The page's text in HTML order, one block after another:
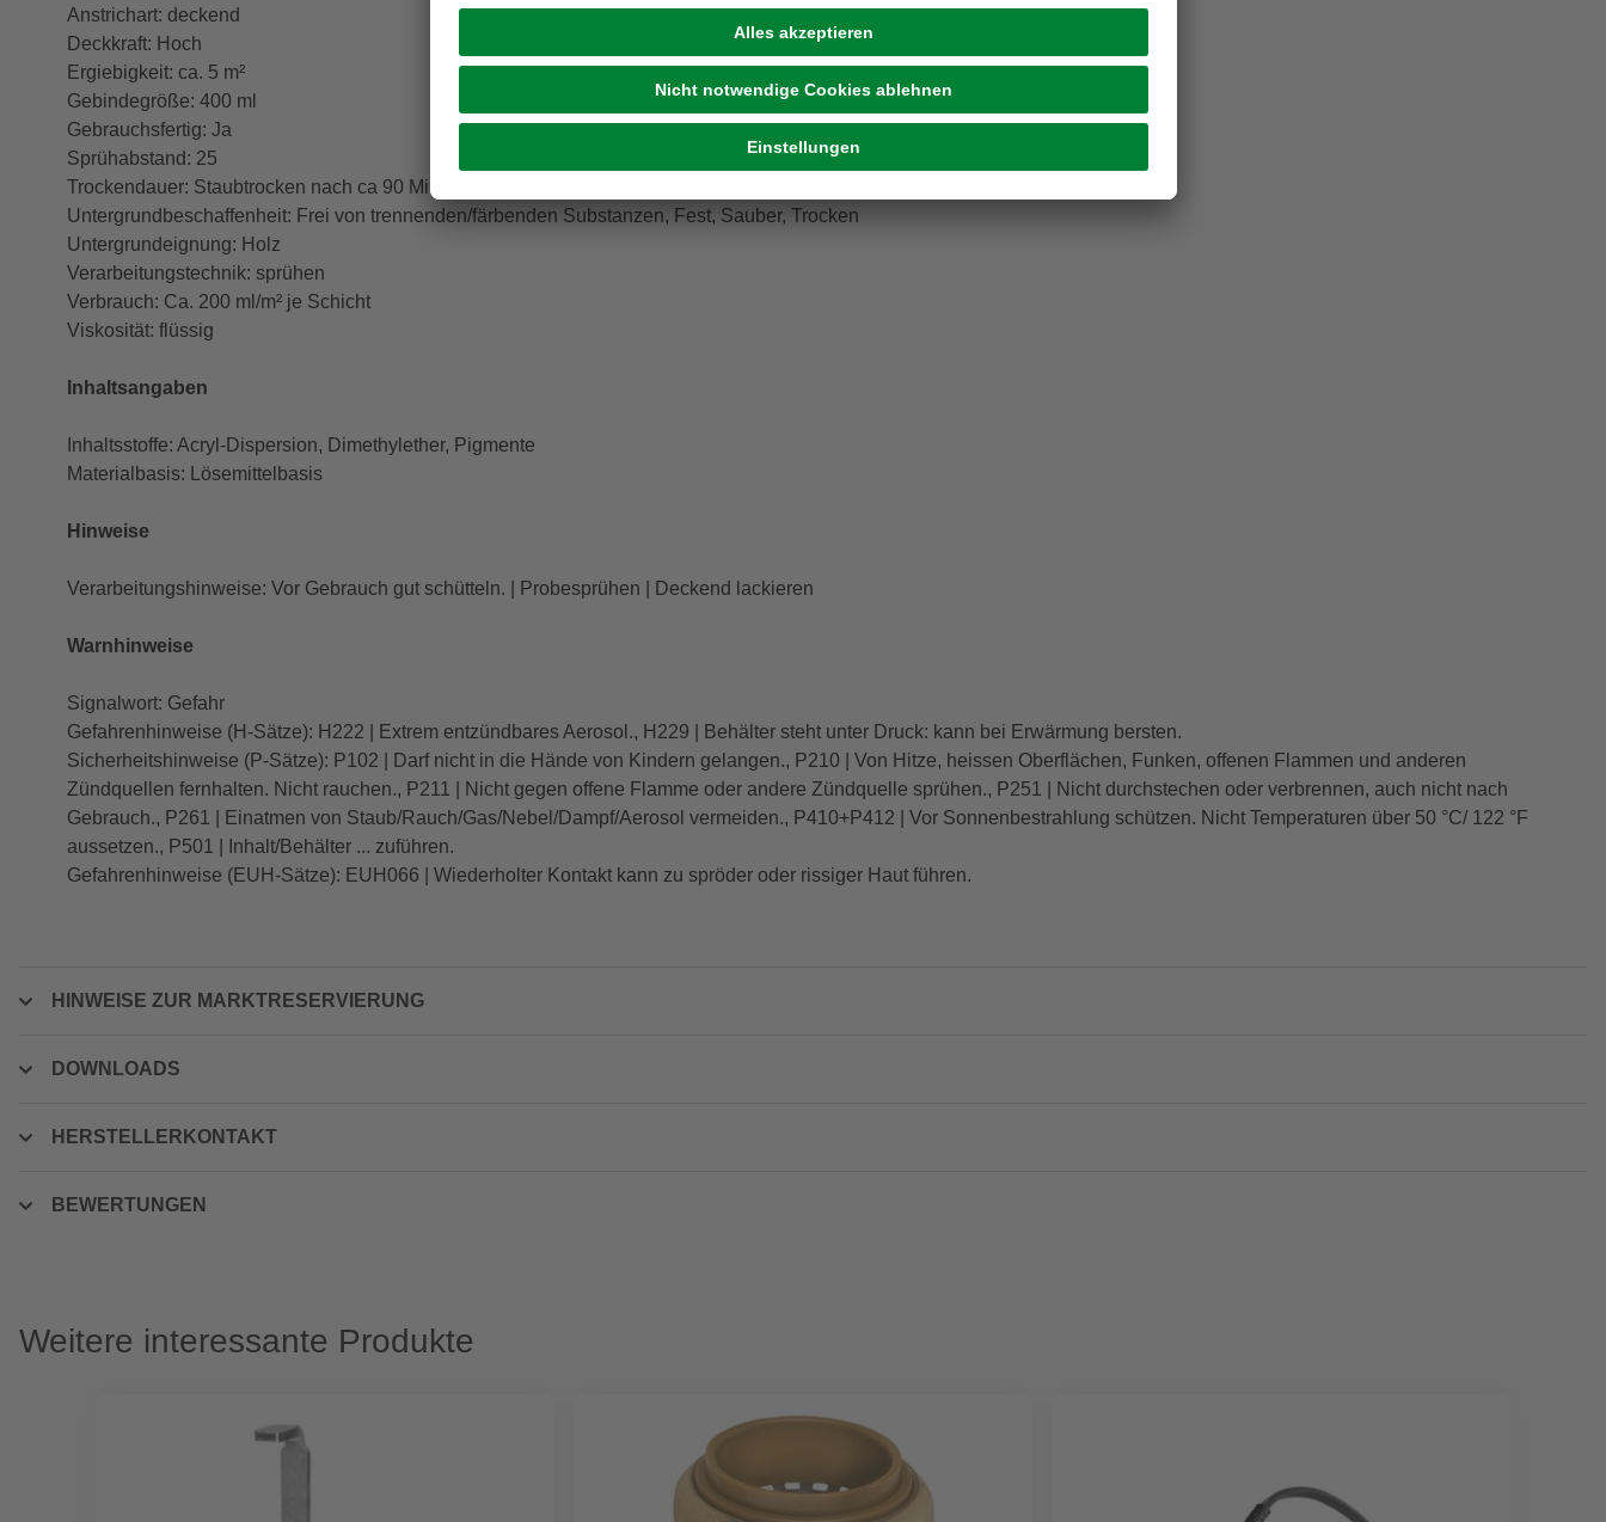
Anstrichart: deckend
Deckkraft: Hoch
Ergiebigkeit: ca. 5 m²
Gebindegröße: 400 ml
Gebrauchsfertig: Ja
Sprühabstand: 25
Trockendauer: Staubtrocken nach ca 90 Minuten, grifffest nach ca. 3 Stunden, durchgetrocknet nach ca. 12 Stunden.
Untergrundbeschaffenheit: Frei von trennenden/färbenden Substanzen, Fest, Sauber, Trocken
Untergrundeignung: Holz
Verarbeitungstechnik: sprühen
Verbrauch: Ca. 200 ml/m² je Schicht
Viskosität: flüssig
Inhaltsangaben
Inhaltsstoffe: Acryl-Dispersion, Dimethylether, Pigmente
Materialbasis: Lösemittelbasis
Hinweise
Verarbeitungshinweise: Vor Gebrauch gut schütteln. | Probesprühen | Deckend lackieren
Warnhinweise
Signalwort: Gefahr
Gefahrenhinweise (H-Sätze): H222 | Extrem entzündbares Aerosol., H229 | Behälter steht unter Druck: kann bei Erwärmung bersten.
Sicherheitshinweise (P-Sätze): P102 | Darf nicht in die Hände von Kindern gelangen., P210 | Von Hitze, heissen Oberflächen, Funken, offenen Flammen und anderen
Zündquellen fernhalten. Nicht rauchen., P211 | Nicht gegen offene Flamme oder andere Zündquelle sprühen., P251 | Nicht durchstechen oder verbrennen, auch nicht nach
Gebrauch., P261 | Einatmen von Staub/Rauch/Gas/Nebel/Dampf/Aerosol vermeiden., P410+P412 | Vor Sonnenbestrahlung schützen. Nicht Temperaturen über 50 °C/ 122 °F
aussetzen., P501 | Inhalt/Behälter ... zuführen.
Gefahrenhinweise (EUH-Sätze): EUH066 | Wiederholter Kontakt kann zu spröder oder rissiger Haut führen.
HINWEISE ZUR MARKTRESERVIERUNG
DOWNLOADS
HERSTELLERKONTAKT
BEWERTUNGEN
Weitere interessante Produkte